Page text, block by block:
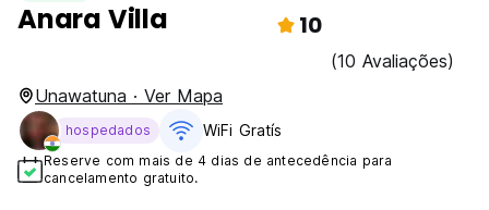
Anara Villa 10
(10 Avaliações)
Unawatuna · Ver Mapa
hospedados WiFi Gratís
Reserve com mais de 4 dias de antecedência para
cancelamento gratuito.